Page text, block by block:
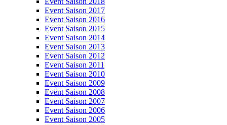
Event Saison 2017
Event Saison 2016
Event Saison 2015
Event Saison 2014
Event Saison 2013
Event Saison 2012
Event Saison 2011
Event Saison 2010
Event Saison 2009
Event Saison 2008
Event Saison 2007
Event Saison 2006
Event Saison 2005